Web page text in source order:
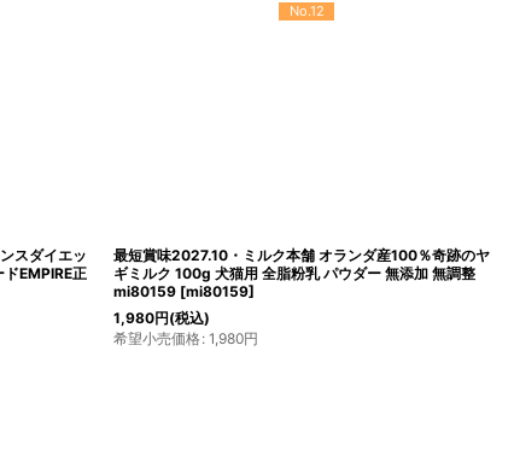
スダイエッ
EMPIRE正
No.12
最短賞味2027.10・ミルク本舗 オランダ産100％奇跡のヤ
ギミルク 100g 犬猫用 全脂粉乳 パウダー 無添加 無調整
mi80159 [mi80159]
1,980円(税込)
希望小売価格: 1,980円